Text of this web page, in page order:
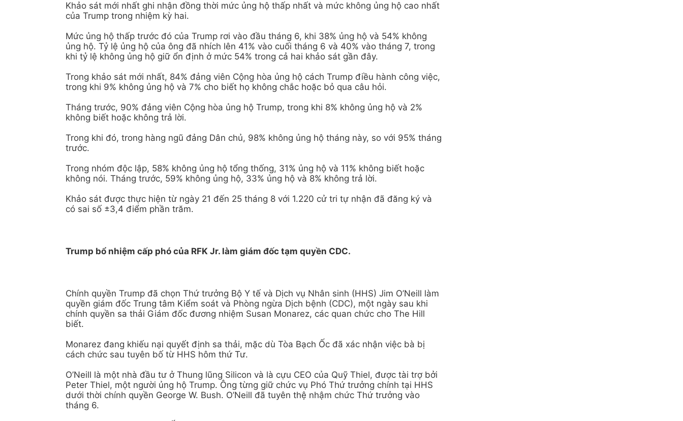
Khảo sát mới nhất ghi nhận đồng thời mức ủng hộ thấp nhất và mức không ủng hộ cao nhất
của Trump trong nhiệm kỳ hai.
Mức ủng hộ thấp trước đó của Trump rơi vào đầu tháng 6, khi 38% ủng hộ và 54% không
ủng hộ. Tỷ lệ ủng hộ của ông đã nhích lên 41% vào cuối tháng 6 và 40% vào tháng 7, trong
khi tỷ lệ không ủng hộ giữ ổn định ở mức 54% trong cả hai khảo sát gần đây.
Trong khảo sát mới nhất, 84% đảng viên Cộng hòa ủng hộ cách Trump điều hành công việc,
trong khi 9% không ủng hộ và 7% cho biết họ không chắc hoặc bỏ qua câu hỏi.
Tháng trước, 90% đảng viên Cộng hòa ủng hộ Trump, trong khi 8% không ủng hộ và 2%
không biết hoặc không trả lời.
Trong khi đó, trong hàng ngũ đảng Dân chủ, 98% không ủng hộ tháng này, so với 95% tháng
trước.
Trong nhóm độc lập, 58% không ủng hộ tổng thống, 31% ủng hộ và 11% không biết hoặc
không nói. Tháng trước, 59% không ủng hộ, 33% ủng hộ và 8% không trả lời.
Khảo sát được thực hiện từ ngày 21 đến 25 tháng 8 với 1.220 cử tri tự nhận đã đăng ký và
có sai số ±3,4 điểm phần trăm.
Trump bổ nhiệm cấp phó của RFK Jr. làm giám đốc tạm quyền CDC.
Chính quyền Trump đã chọn Thứ trưởng Bộ Y tế và Dịch vụ Nhân sinh (HHS) Jim O’Neill làm
quyền giám đốc Trung tâm Kiểm soát và Phòng ngừa Dịch bệnh (CDC), một ngày sau khi
chính quyền sa thải Giám đốc đương nhiệm Susan Monarez, các quan chức cho The Hill
biết.
Monarez đang khiếu nại quyết định sa thải, mặc dù Tòa Bạch Ốc đã xác nhận việc bà bị
cách chức sau tuyên bố từ HHS hôm thứ Tư.
O’Neill là một nhà đầu tư ở Thung lũng Silicon và là cựu CEO của Quỹ Thiel, được tài trợ bởi
Peter Thiel, một người ủng hộ Trump. Ông từng giữ chức vụ Phó Thứ trưởng chính tại HHS
dưới thời chính quyền George W. Bush. O’Neill đã tuyên thệ nhậm chức Thứ trưởng vào
tháng 6.